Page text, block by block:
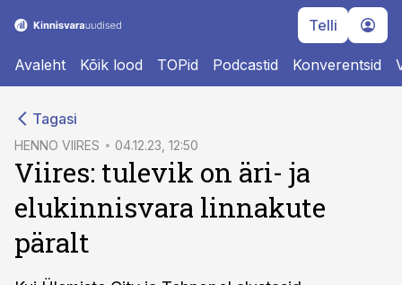
Telli
Avaleht Kõik lood TOPid Podcastid Konverentsid
Tagasi
HENNO VIIRES 04.12.23, 12:50
Viires: tulevik on äri- ja
elukinnisvara linnakute
päralt